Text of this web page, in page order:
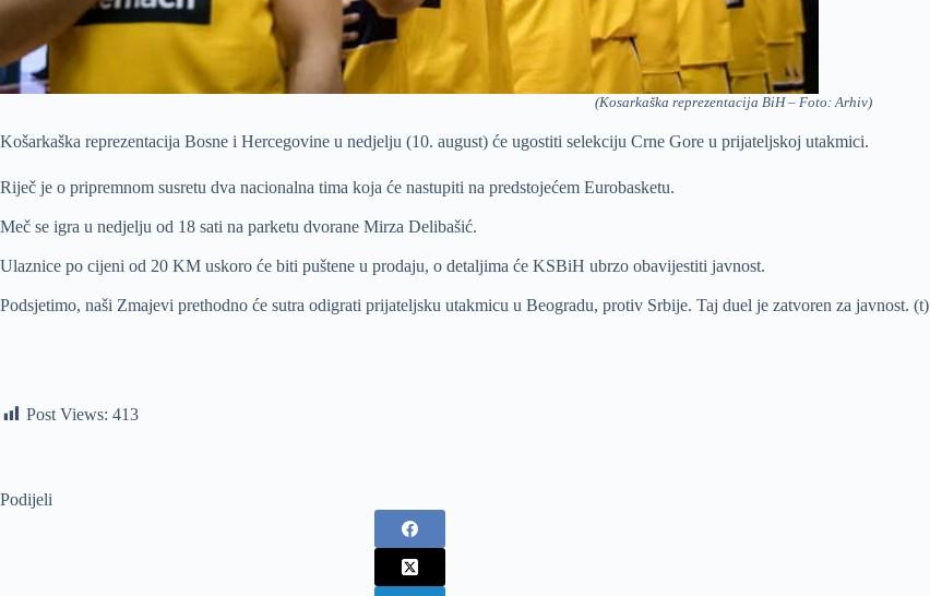
(Kosarkaška reprezentacija BiH – Foto: Arhiv)
Košarkaška reprezentacija Bosne i Hercegovine u nedjelju (10. august) će ugostiti selekciju Crne Gore u prijateljskoj utakmici.
Riječ je o pripremnom susretu dva nacionalna tima koja će nastupiti na predstojećem Eurobasketu.
Meč se igra u nedjelju od 18 sati na parketu dvorane Mirza Delibašić.
Ulaznice po cijeni od 20 KM uskoro će biti puštene u prodaju, o detaljima će KSBiH ubrzo obavijestiti javnost.
Podsjetimo, naši Zmajevi prethodno će sutra odigrati prijateljsku utakmicu u Beogradu, protiv Srbije. Taj duel je zatvoren za javnost. (t)
Post Views: 413
Podijeli